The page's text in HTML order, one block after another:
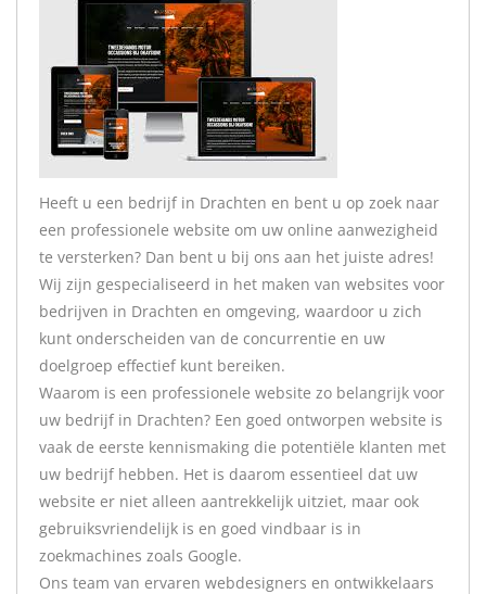
Heeft u een bedrijf in Drachten en bent u op zoek naar
een professionele website om uw online aanwezigheid
te versterken? Dan bent u bij ons aan het juiste adres!
Wij zijn gespecialiseerd in het maken van websites voor
bedrijven in Drachten en omgeving, waardoor u zich
kunt onderscheiden van de concurrentie en uw
doelgroep effectief kunt bereiken.
Waarom is een professionele website zo belangrijk voor
uw bedrijf in Drachten? Een goed ontworpen website is
vaak de eerste kennismaking die potentiële klanten met
uw bedrijf hebben. Het is daarom essentieel dat uw
website er niet alleen aantrekkelijk uitziet, maar ook
gebruiksvriendelijk is en goed vindbaar is in
zoekmachines zoals Google.
Ons team van ervaren webdesigners en ontwikkelaars